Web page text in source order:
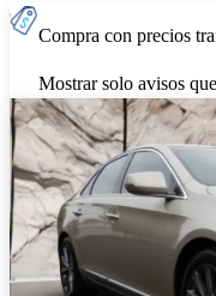
Compra con precios
Mostrar solo avisos